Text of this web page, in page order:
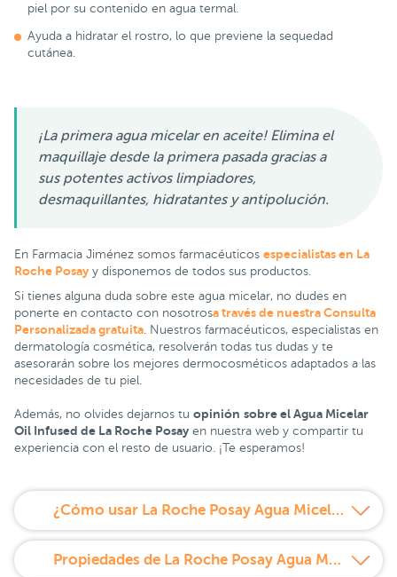
piel por su contenido en agua termal.
Ayuda a hidratar el rostro, lo que previene la sequedad
cutánea.
¡La primera agua micelar en aceite! Elimina el
maquillaje desde la primera pasada gracias a
sus potentes activos limpiadores,
desmaquillantes, hidratantes y antipolución.
En Farmacia Jiménez somos farmacéuticos especialistas en La
Roche Posay y disponemos de todos sus productos.
Si tienes alguna duda sobre este agua micelar, no dudes en
ponerte en contacto con nosotrosa través de nuestra Consulta
Personalizada gratuita . Nuestros farmacéuticos, especialistas en
dermatología cosmética, resolverán todas tus dudas y te
asesorarán sobre los mejores dermocosméticos adaptados a las
necesidades de tu piel.
Además, no olvides dejarnos tu opinión sobre el Agua Micelar
Oil Infused de La Roche Posay en nuestra web y compartir tu
experiencia con el resto de usuario. ¡Te esperamos!
¿Cómo usar La Roche Posay Agua Micelar Bifasica Oil Infused 400 ml?
Propiedades de La Roche Posay Agua Micelar Bifasica Oil Infused 400 ml